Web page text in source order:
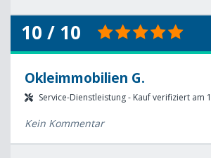
10 / 10
Okleimmobilien G.
Service-Dienstleistung - Kauf verifiziert am
Kein Kommentar